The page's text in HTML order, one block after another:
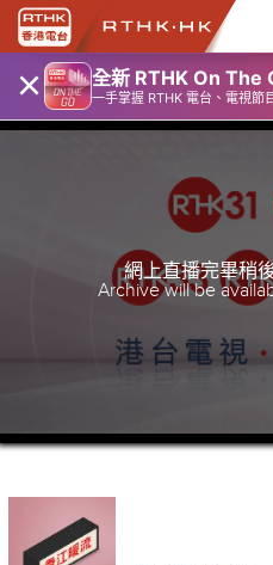
× 全新 RTHK On The
一手掌握 RTHK 電台、電視節
網上直播完畢稍
Archive will be